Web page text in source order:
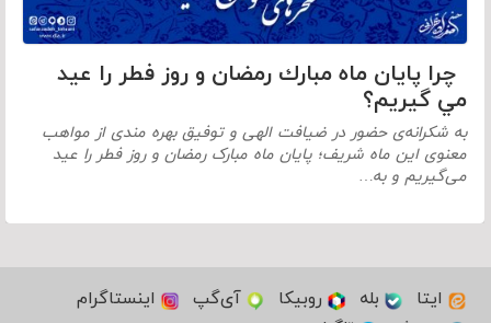
چرا پايان ماه مبارك رمضان و روز فطر را عيد
مي گيريم؟
به شکرانه‌ی حضور در ضیافت الهی و توفیق بهره مندی از مواهب
معنوی این ماه شریف؛ پایان ماه مبارک رمضان و روز فطر را عید
می‌گیریم و به…
ایتا بله روبیکا آی‌گپ
اینستاگرام